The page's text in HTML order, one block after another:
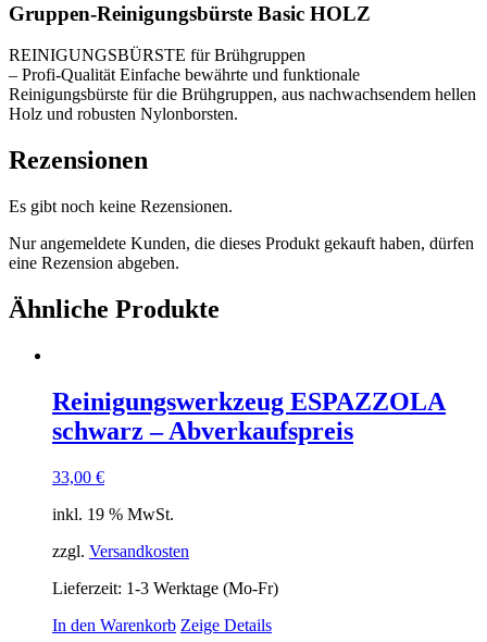
Gruppen-Reinigungsbürste Basic HOLZ
REINIGUNGSBÜRSTE für Brühgruppen
– Profi-Qualität Einfache bewährte und funktionale
Reinigungsbürste für die Brühgruppen, aus nachwachsendem hellen
Holz und robusten Nylonborsten.
Rezensionen
Es gibt noch keine Rezensionen.
Nur angemeldete Kunden, die dieses Produkt gekauft haben, dürfen
eine Rezension abgeben.
Ähnliche Produkte
Reinigungswerkzeug ESPAZZOLA
schwarz – Abverkaufspreis
33,00 €
inkl. 19 % MwSt.
zzgl. Versandkosten
Lieferzeit: 1-3 Werktage (Mo-Fr)
In den Warenkorb Zeige Details